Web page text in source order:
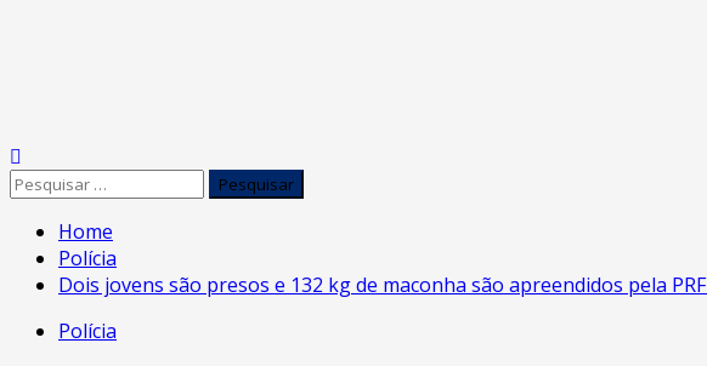
content
Primary
Menu
Pesquisar
Home
Polícia
Dois jovens são presos e 132 kg de maconha são apreendidos pela
Polícia